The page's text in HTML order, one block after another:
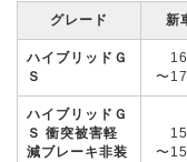
グレード 新
ハイブリッドＧ
Ｓ
〜
ハイブリッドＧ
Ｓ 衝突被害軽
減ブレーキ非装
〜